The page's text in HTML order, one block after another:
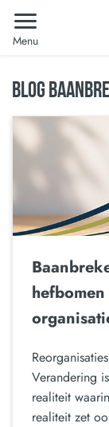
Menu
BLOG
Verandering
realiteit
realiteit zet